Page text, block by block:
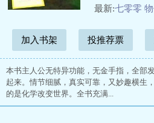
最新:七零零
加入书架 投推荐票
本书主人公无特异功能，无金手指，全部
起来。情节细腻，真实可靠，又妙趣横生
的是化学改变世界。全书充满...